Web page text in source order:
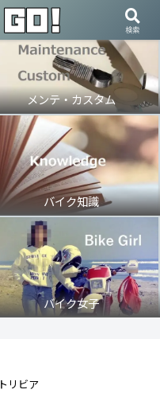
メンテ・カスタム
バイク知識
バイク女子
トリビア
検索